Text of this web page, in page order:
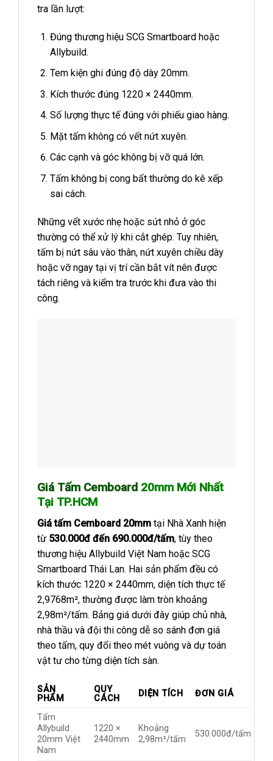
tra lần lượt:
Đúng thương hiệu SCG Smartboard hoặc
Allybuild.
Tem kiện ghi đúng độ dày 20mm.
Kích thước đúng 1220 × 2440mm.
Số lượng thực tế đúng với phiếu giao hàng.
Mặt tấm không có vết nứt xuyên.
Các cạnh và góc không bị vỡ quá lớn.
Tấm không bị cong bất thường do kê xếp
sai cách.
Những vết xước nhẹ hoặc sứt nhỏ ở góc
thường có thể xử lý khi cắt ghép. Tuy nhiên,
tấm bị nứt sâu vào thân, nứt xuyên chiều dày
hoặc vỡ ngay tại vị trí cần bắt vít nên được
tách riêng và kiểm tra trước khi đưa vào thi
công.
Giá Tấm Cemboard 20mm Mới Nhất
Tại TP.HCM
Giá tấm Cemboard 20mm tại Nhà Xanh hiện
từ 530.000đ đến 690.000đ/tấm, tùy theo
thương hiệu Allybuild Việt Nam hoặc SCG
Smartboard Thái Lan. Hai sản phẩm đều có
kích thước 1220 × 2440mm, diện tích thực tế
2,9768m², thường được làm tròn khoảng
2,98m²/tấm. Bảng giá dưới đây giúp chủ nhà,
nhà thầu và đội thi công dễ so sánh đơn giá
theo tấm, quy đổi theo mét vuông và dự toán
vật tư cho từng diện tích sàn.
SẢN
PHẨM
QUY
CÁCH
DIỆN TÍCH ĐƠN GIÁ
Tấm
Allybuild
20mm Việt
Nam
1220 ×
2440mm
Khoảng
2,98m²/tấm
530.000đ/tấm